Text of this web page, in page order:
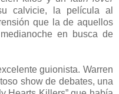
calvicie, la película al
que la de aquellos
en busca de
guionista. Warren
show de debates, una